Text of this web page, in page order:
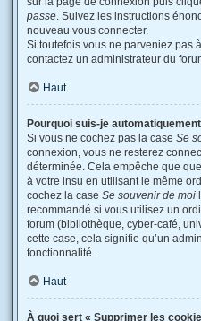
passe. Suivez les instructions
nouveau vous connecter.
Si toutefois vous ne parveniez pas
contactez un administrateur du
Haut
Pourquoi suis-je
Si vous ne cochez pas la case Se
connexion, vous ne resterez
déterminée. Cela empêche que
à votre insu en utilisant le même
cochez la case Se souvenir de moi
recommandé si vous utilisez un
forum (bibliothèque, cyber-café,
cette case, cela signifie qu’un
fonctionnalité.
Haut
À quoi sert « Supprimer les